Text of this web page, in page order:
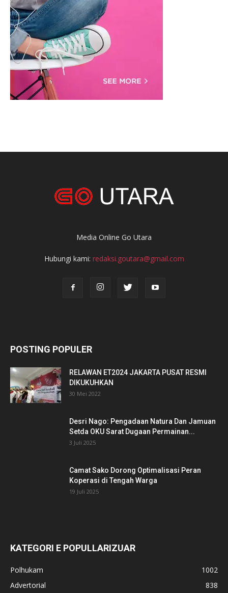
Media Online Go Utara
Hubungi kami: redaksi.goutara@gmail.com
POSTING POPULER
RELAWAN ET2024 JAKARTA PUSAT RESMI
DIKUKUHKAN
30 Mei 2022
Desri Nago: Pengadaan Natura Dan Jamuan
Setda OKU Sarat Dugaan Permainan...
3 Juli 2025
Camat Sako Dorong Optimalisasi Peran
Koperasi di Tengah Warga
19 Juli 2025
KATEGORI E POPULLARIZUAR
Polhukam
1002
Advertorial
838